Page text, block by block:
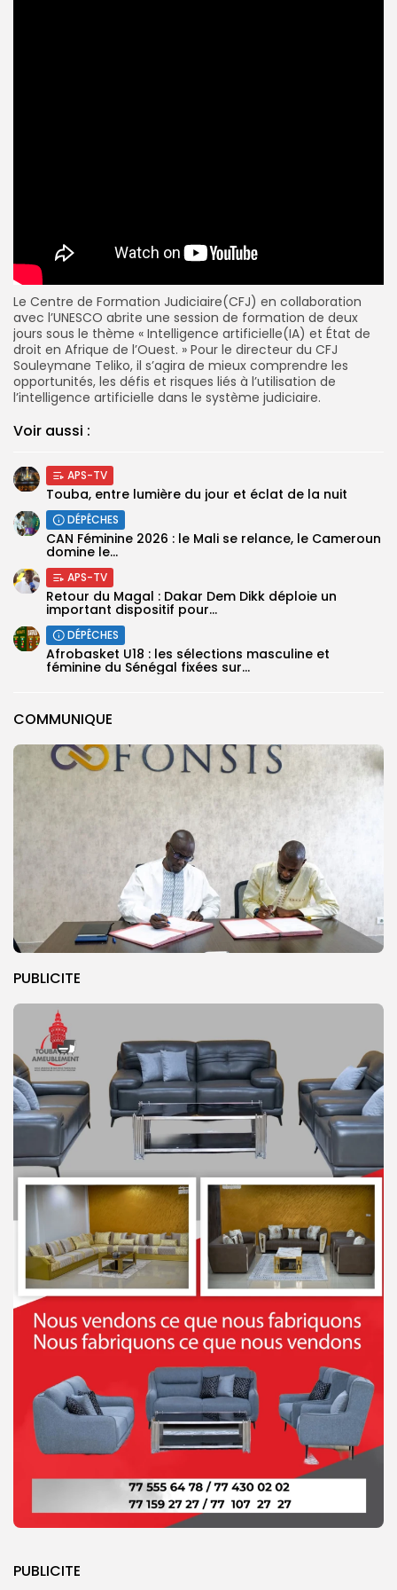
COMMUNIQUE
PUBLICITE
PUBLICITE
Le Centre de Formation Judiciaire(CFJ) en collaboration
avec l’UNESCO abrite une session de formation de deux
jours sous le thème « Intelligence artificielle(IA) et État de
droit en Afrique de l’Ouest. » Pour le directeur du CFJ
Souleymane Teliko, il s’agira de mieux comprendre les
opportunités, les défis et risques liés à l’utilisation de
l’intelligence artificielle dans le système judiciaire.
Voir aussi :
APS-TV
Touba, entre lumière du jour et éclat de la nuit
DÉPÊCHES
‎CAN Féminine 2026 : le Mali se relance, le Cameroun
domine le...
APS-TV
Retour du Magal : Dakar Dem Dikk déploie un
important dispositif pour...
DÉPÊCHES
‎Afrobasket U18 : les sélections masculine et
féminine du Sénégal fixées sur...